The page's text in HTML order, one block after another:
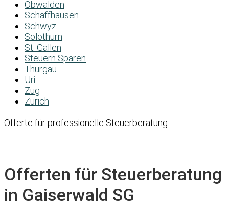
Obwalden
Schaffhausen
Schwyz
Solothurn
St. Gallen
Steuern Sparen
Thurgau
Uri
Zug
Zürich
Offerte für professionelle Steuerberatung:
Offerten für Steuerberatung
in Gaiserwald SG